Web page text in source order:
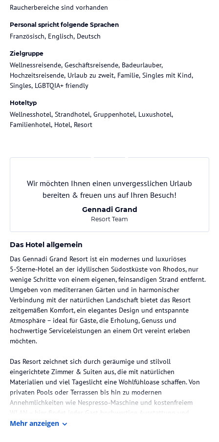
Raucherbereiche sind vorhanden
Personal spricht folgende Sprachen
Französisch, Englisch, Deutsch
Zielgruppe
Wellnessreisende, Geschäftsreisende, Badeurlauber,
Hochzeitsreisende, Urlaub zu zweit, Familie, Singles mit Kind,
Singles, LGBTQIA+ friendly
Hoteltyp
Wellnesshotel, Strandhotel, Gruppenhotel, Luxushotel,
Familienhotel, Hotel, Resort
Wir möchten Ihnen einen unvergesslichen Urlaub
bereiten & freuen uns auf Ihren Besuch!
Gennadi Grand
Resort Team
Das Hotel allgemein
Das Gennadi Grand Resort ist ein modernes und luxuriöses
5‑Sterne‑Hotel an der idyllischen Südostküste von Rhodos, nur
wenige Schritte von einem eigenen, feinsandigen Strand entfernt.
Umgeben von mediterranen Gärten und in harmonischer
Verbindung mit der natürlichen Landschaft bietet das Resort
zeitgemäßen Komfort, ein elegantes Design und entspannte
Atmosphäre – ideal für Gäste, die Erholung, Genuss und
hochwertige Serviceleistungen an einem Ort vereint erleben
möchten.
Das Resort zeichnet sich durch geräumige und stilvoll
eingerichtete Zimmer & Suiten aus, die mit natürlichen
Materialien und viel Tageslicht eine Wohlfühloase schaffen. Von
privaten Pools oder Terrassen bis hin zu modernen
Annehmlichkeiten wie Nespresso‑Maschine und kostenfreiem
WLAN – hier findet jeder Gast hochwertige Ausstattung und
Komfort.
Mehr anzeigen